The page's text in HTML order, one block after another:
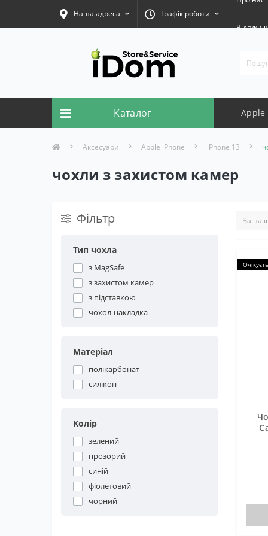
Наша адреса Графік роботи
Відгуки
Каталог Apple
Аксесуари Apple iPhone iPhone 13
чохли з захистом камер
Фільтр
Тип чохла
з MagSafe
з захистом камер
з підставкою
чохол-накладка
Матеріал
полікарбонат
силікон
Колір
зелений
прозорий
синій
фіолетовий
чорний